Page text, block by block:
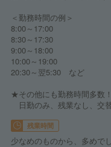
＜勤務時間の例＞
8:00～17:00
8:30～17:30
9:00～18:00
10:00～19:00
20:30～翌5:30 など
★その他にも勤務時間多数！
日勤のみ、残業なし、交
残業時間
少なめのものから、多めで